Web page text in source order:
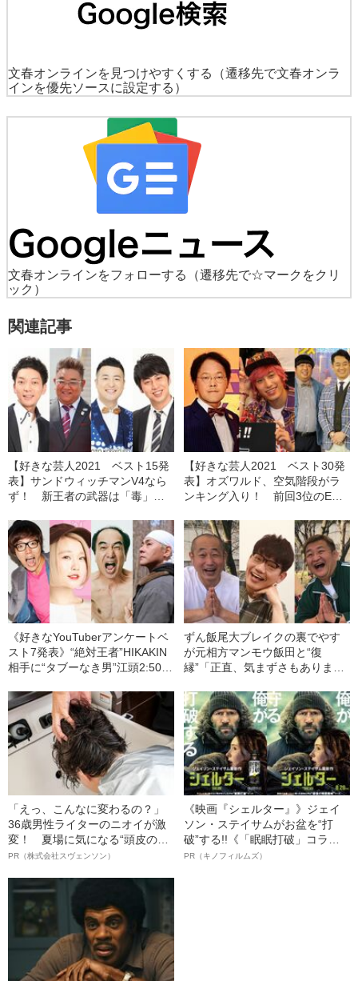
文春オンラインを見つけやすくする
（遷移先で文春オンラ
インを優先ソースに設定する）
文春オンラインをフォローする
（遷移先で☆マークをクリ
ック）
関連記事
【好きな芸人2021 ベスト15発
表】サンドウィッチマンV4なら
ず！ 新王者の武器は「毒」、
【好きな芸人2021 ベスト30発
表】オズワルド、空気階段がラ
ンキング入り！ 前回3位のEXIT
《好きなYouTuberアンケートベ
スト7発表》“絶対王者”HIKAKIN
相手に“タブーなき男”江頭2:50が
え、堂々1位に輝いたのは？
ずん飯尾大ブレイクの裏でやす
が元相方マンモウ飯田と“復
縁”「正直、気まずさもありまし
ら（笑）」《おじさん芸人の不
思議な三角関係》
「えっ、こんなに変わるの？」
36歳男性ライターのニオイが激
変！ 夏場に気になる“頭皮のニ
オイ”や“ベタつき”を解消す
ト”が生み出した徹底ケアとは
PR（株式会社スヴェンソン）
《映画『シェルター』》ジェイ
ソン・ステイサムがお盆を“打
破”する!!《「眠眠打破」コラ
ボ》
PR（キノフィルムズ）